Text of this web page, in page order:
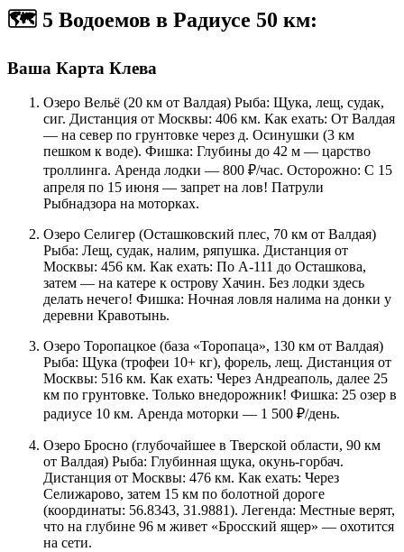
🗺️ 5 Водоемов в Радиусе 50 км:
Ваша Карта Клева
Озеро Вельё (20 км от Валдая) Рыба: Щука, лещ, судак,
сиг. Дистанция от Москвы: 406 км. Как ехать: От Валдая
— на север по грунтовке через д. Осинушки (3 км
пешком к воде). Фишка: Глубины до 42 м — царство
троллинга. Аренда лодки — 800 ₽/час. Осторожно: С 15
апреля по 15 июня — запрет на лов! Патрули
Рыбнадзора на моторках.
Озеро Селигер (Осташковский плес, 70 км от Валдая)
Рыба: Лещ, судак, налим, ряпушка. Дистанция от
Москвы: 456 км. Как ехать: По А-111 до Осташкова,
затем — на катере к острову Хачин. Без лодки здесь
делать нечего! Фишка: Ночная ловля налима на донки у
деревни Кравотынь.
Озеро Торопацкое (база «Торопаца», 130 км от Валдая)
Рыба: Щука (трофеи 10+ кг), форель, лещ. Дистанция от
Москвы: 516 км. Как ехать: Через Андреаполь, далее 25
км по грунтовке. Только внедорожник! Фишка: 25 озер в
радиусе 10 км. Аренда моторки — 1 500 ₽/день.
Озеро Бросно (глубочайшее в Тверской области, 90 км
от Валдая) Рыба: Глубинная щука, окунь-горбач.
Дистанция от Москвы: 476 км. Как ехать: Через
Селижарово, затем 15 км по болотной дороге
(координаты: 56.8343, 31.9881). Легенда: Местные верят,
что на глубине 96 м живет «Бросский ящер» — охотится
на сети.